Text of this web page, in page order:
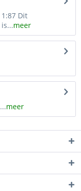
Dit
meer
meer